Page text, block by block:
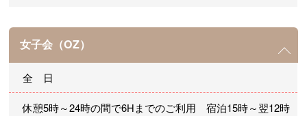
女子会（OZ）
全 日
休憩5時～24時の間で6Hまでのご利用 宿泊15時～翌12時